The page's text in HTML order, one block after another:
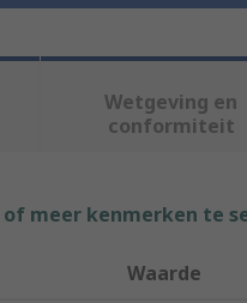
Wetgeving en
conformiteit
meer kenmerken te
Waarde